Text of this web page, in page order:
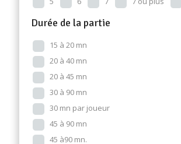
Durée de la partie
15 à 20 mn
20 à 40 mn
20 à 45 mn
30 à 90 mn
30 mn par joueur
45 à 90 mn
45 à90 mn.